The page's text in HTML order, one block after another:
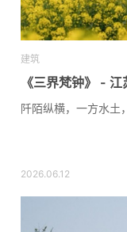
建筑
《三界梵钟》 -
阡陌纵横，一方水土
2026.06.12